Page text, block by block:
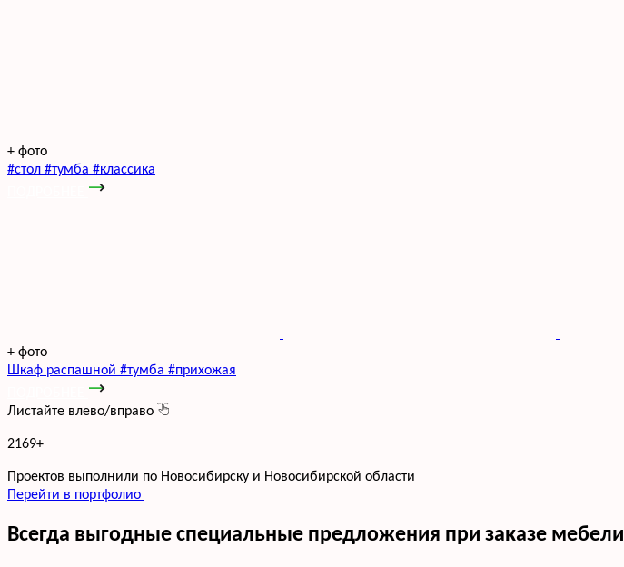
+ фото
#стол #тумба #классика
+ фото
Шкаф распашной #тумба #прихожая
Листайте влево/вправо
2169+
Проектов выполнили по Новосибирску и Новосибирской области
Перейти в портфолио
Всегда выгодные специальные предложения при заказе мебели